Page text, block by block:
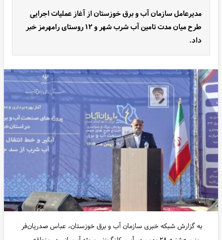
مدیرعامل سازمان آب و برق خوزستان از آغاز عملیات اجرایی
طرح میان مدت تامین آب شرب شهر و ۱۲ روستای رامهرمز خبر
داد.
به گزارش شبکه خبری سازمان آب و برق خوزستان، عباس صدریان‌فر